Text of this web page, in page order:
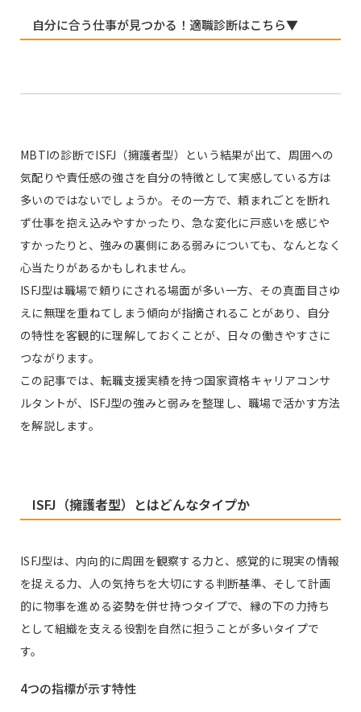
自分に合う仕事が見つかる！適職診断はこちら▼
MBTIの診断でISFJ（擁護者型）という結果が出て、周囲への
気配りや責任感の強さを自分の特徴として実感している方は
多いのではないでしょうか。その一方で、頼まれごとを断れ
ず仕事を抱え込みやすかったり、急な変化に戸惑いを感じや
すかったりと、強みの裏側にある弱みについても、なんとなく
心当たりがあるかもしれません。
ISFJ型は職場で頼りにされる場面が多い一方、その真面目さゆ
えに無理を重ねてしまう傾向が指摘されることがあり、自分
の特性を客観的に理解しておくことが、日々の働きやすさに
つながります。
この記事では、転職支援実績を持つ国家資格キャリアコンサ
ルタントが、ISFJ型の強みと弱みを整理し、職場で活かす方法
を解説します。
ISFJ（擁護者型）とはどんなタイプか
ISFJ型は、内向的に周囲を観察する力と、感覚的に現実の情報
を捉える力、人の気持ちを大切にする判断基準、そして計画
的に物事を進める姿勢を併せ持つタイプで、縁の下の力持ち
として組織を支える役割を自然に担うことが多いタイプで
す。
4つの指標が示す特性